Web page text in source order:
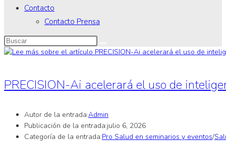
Contacto
Contacto Prensa
PRECISION-Ai acelerará el uso de
Autor de la entrada:Admin
Publicación de la entrada:julio 6, 2026
Categoría de la entrada:Pro Salud en seminarios y eventos/